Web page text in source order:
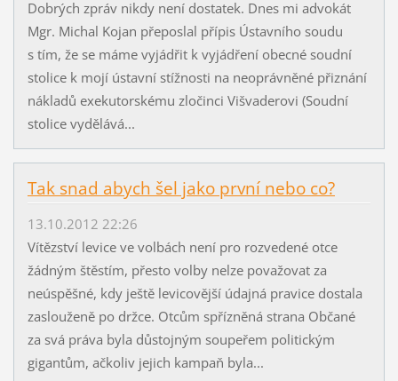
Dobrých zpráv nikdy není dostatek. Dnes mi advokát
Mgr. Michal Kojan přeposlal přípis Ústavního soudu
s tím, že se máme vyjádřit k vyjádření obecné soudní
stolice k mojí ústavní stížnosti na neoprávněné přiznání
nákladů exekutorskému zločinci Višvaderovi (Soudní
stolice vydělává...
Tak snad abych šel jako první nebo co?
13.10.2012 22:26
Vítězství levice ve volbách není pro rozvedené otce
žádným štěstím, přesto volby nelze považovat za
neúspěšné, kdy ještě levicovější údajná pravice dostala
zaslouženě po držce. Otcům spřízněná strana Občané
za svá práva byla důstojným soupeřem politickým
gigantům, ačkoliv jejich kampaň byla...